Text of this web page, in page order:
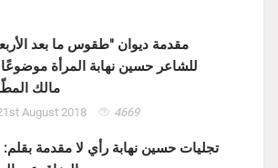
مقدمة ديوان "طقوس ما بعد
للشاعر حسين نهابة المرأة
مالك
August 2018 4669
تجليات حسين نهابة رأي لا مقدمة بقلم: